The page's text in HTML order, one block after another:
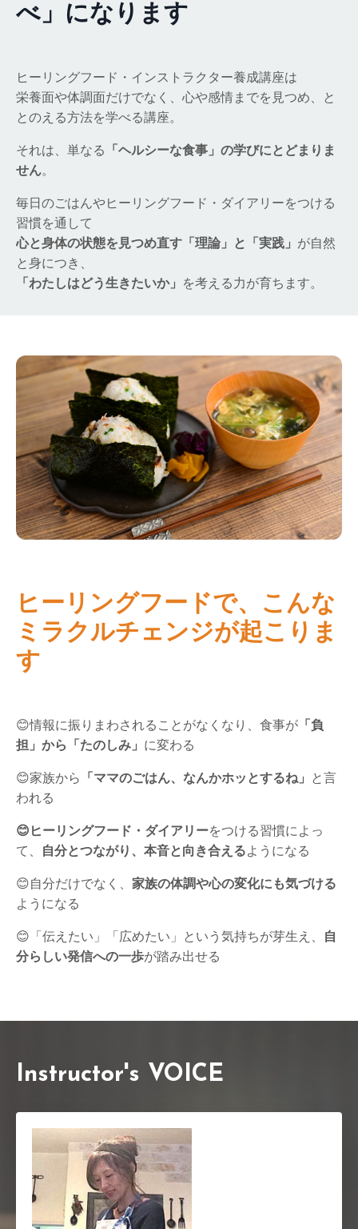
べ」になります
ヒーリングフード・インストラクター養成講座は
栄養面や体調面だけでなく、心や感情までを見つめ、と
とのえる方法を学べる講座。
それは、単なる
「ヘルシーな食事」の学びにとどまりま
せん。
毎日のごはんやヒーリングフード・ダイアリーをつける
習慣を通して
心と身体の状態を見つめ直す「理論」と「実践」 が自然
と身につき、
「わたしはどう生きたいか」
を考える力が育ちます。
ヒーリングフードで、こんな
ミラクルチェンジが起こりま
す
😊情報に振りまわされることがなくなり、食事が 「負
担」から「たのしみ」 に変わる
😊家族から 「ママのごはん、なんかホッとするね」
と言
われる
😊ヒーリングフード・ダイアリーをつける習慣によっ
て、
自分とつながり、本音と向き合えるようになる
😊自分だけでなく、 家族の体調や心の変化にも気づける
ようになる
😊「伝えたい」「広めたい」という気持ちが芽生え、
自
分らしい発信への一歩が踏み出せる
Instructor's VOICE